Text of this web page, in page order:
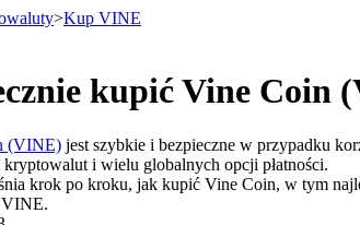
>Kup VINE
kupić Vine Coin
(VINE) jest szybkie i bezpieczne w przypadku
kryptowalut i wielu globalnych opcji płatności.
krok po kroku, jak kupić Vine Coin, w tym
VINE.